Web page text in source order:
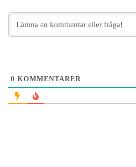
0 KOMMENTARER